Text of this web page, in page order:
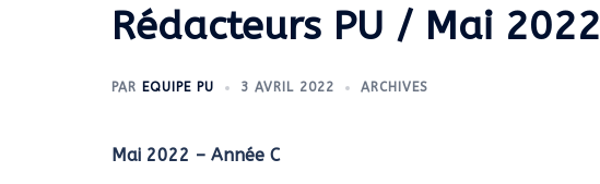
Rédacteurs PU / Mai 2022
PAR EQUIPE PU 3 AVRIL 2022 ARCHIVES
Mai 2022 – Année C